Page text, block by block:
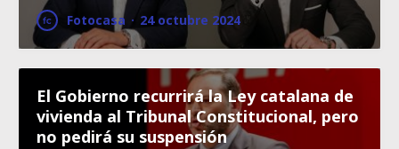
Fotocasa · 24 octubre 2024
El Gobierno recurrirá la Ley catalana de
vivienda al Tribunal Constitucional, pero
no pedirá su suspensión